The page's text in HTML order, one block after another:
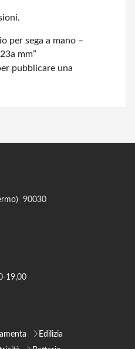
per sega a mano –
mm”
pubblicare una
90030
19,00
Edilizia